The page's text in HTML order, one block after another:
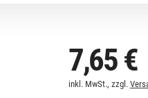
7,65 €
inkl. MwSt., zzgl.